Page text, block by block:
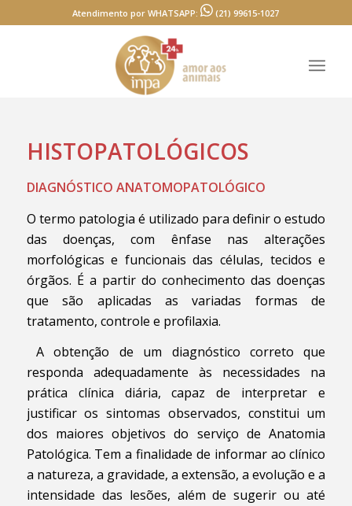
Atendimento por WHATSAPP: (21) 99615-1027
HISTOPATOLÓGICOS
DIAGNÓSTICO ANATOMOPATOLÓGICO
O termo patologia é utilizado para definir o estudo
das doenças, com ênfase nas alterações
morfológicas e funcionais das células, tecidos e
órgãos. É a partir do conhecimento das doenças
que são aplicadas as variadas formas de
tratamento, controle e profilaxia.
A obtenção de um diagnóstico correto que
responda adequadamente às necessidades na
prática clínica diária, capaz de interpretar e
justificar os sintomas observados, constitui um
dos maiores objetivos do serviço de Anatomia
Patológica. Tem a finalidade de informar ao clínico
a natureza, a gravidade, a extensão, a evolução e a
intensidade das lesões, além de sugerir ou até